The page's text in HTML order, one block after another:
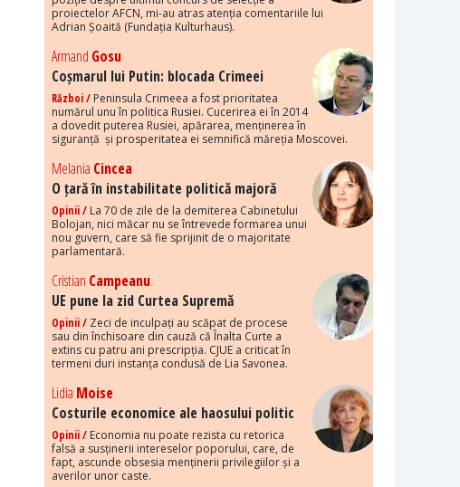
proiectelor AFCN, mi-au atras atenția comentariile lui
Adrian Șoaită (Fundația Kulturhaus).
Armand Gosu
Coșmarul lui Putin: blocada Crimeei
Război / Peninsula Crimeea a fost prioritatea
numărul unu în politica Rusiei. Cucerirea ei în 2014
a dovedit puterea Rusiei, apărarea, menținerea în
siguranță și prosperitatea ei semnifică măreția Moscovei.
Melania Cincea
O țară în instabilitate politică majoră
Opinii / La 70 de zile de la demiterea Cabinetului
Bolojan, nici măcar nu se întrevede formarea unui
nou guvern, care să fie sprijinit de o majoritate
parlamentară.
Cristian Campeanu
UE pune la zid Curtea Supremă
Opinii / Zeci de inculpați au scăpat de procese
sau din închisoare din cauză că Înalta Curte a
extins cu patru ani prescripția. CJUE a criticat în
termeni duri instanța condusă de Lia Savonea.
Lidia Moise
Costurile economice ale haosului politic
Opinii / Economia nu poate rezista cu retorica
falsă a susținerii intereselor poporului, care, de
fapt, ascunde obsesia menținerii privilegiilor și a
averilor unor caste.